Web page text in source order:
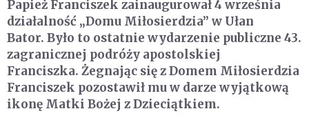
Papież Franciszek zainaugurował 4 września
działalność „Domu Miłosierdzia” w Ułan
Bator. Było to ostatnie wydarzenie publiczne 43.
zagranicznej podróży apostolskiej
Franciszka. Żegnając się z Domem Miłosierdzia
Franciszek pozostawił mu w darze wyjątkową
ikonę Matki Bożej z Dzieciątkiem.